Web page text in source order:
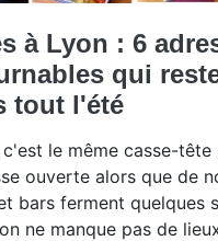
à Lyon : 6
qui
tout l'été
c'est le même casse-
ouverte alors que de
bars ferment quelques
ne manque pas de